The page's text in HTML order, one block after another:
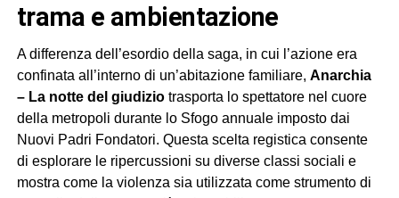
trama e ambientazione
A differenza dell’esordio della saga, in cui l’azione era
confinata all’interno di un’abitazione familiare, Anarchia
– La notte del giudiziotrasporta lo spettatore nel cuore
della metropoli durante lo Sfogo annuale imposto dai
Nuovi Padri Fondatori. Questa scelta registica consente
di esplorare le ripercussioni su diverse classi sociali e
mostra come la violenza sia utilizzata come strumento di